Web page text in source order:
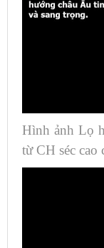
Hình ảnh Lọ
từ CH séc cao